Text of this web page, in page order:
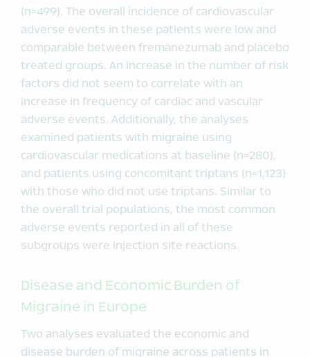
(n=499). The overall incidence of cardiovascular
adverse events in these patients were low and
comparable between fremanezumab and placebo
treated groups. An increase in the number of risk
factors did not seem to correlate with an
increase in frequency of cardiac and vascular
adverse events. Additionally, the analyses
examined patients with migraine using
cardiovascular medications at baseline (n=280),
and patients using concomitant triptans (n=1,123)
with those who did not use triptans. Similar to
the overall trial populations, the most common
adverse events reported in all of these
subgroups were injection site reactions.
Disease and Economic Burden of
Migraine in Europe
Two analyses evaluated the economic and
disease burden of migraine across patients in